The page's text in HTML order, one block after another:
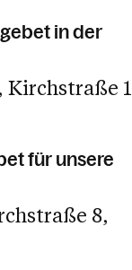
in der
Kirchstraße 1
für unsere
8